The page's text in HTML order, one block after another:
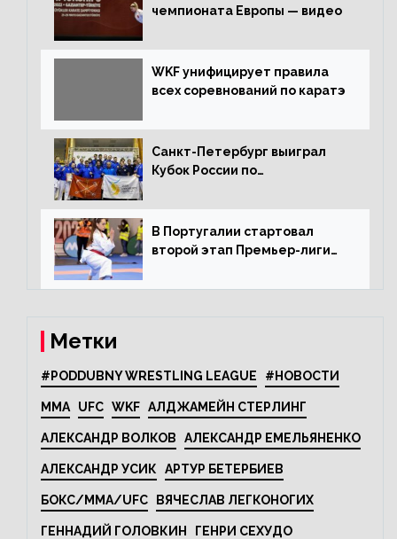
чемпионата Европы — видео
WKF унифицирует правила
всех соревнований по каратэ
Санкт-Петербург выиграл
Кубок России по
В Португалии стартовал
второй этап Премьер-лиги
Метки
#PODDUBNY WRESTLING LEAGUE #НОВОСТИ
MMA UFC WKF АЛДЖАМЕЙН СТЕРЛИНГ
АЛЕКСАНДР ВОЛКОВ АЛЕКСАНДР ЕМЕЛЬЯНЕНКО
АЛЕКСАНДР УСИК АРТУР БЕТЕРБИЕВ
БОКС/MMA/UFC ВЯЧЕСЛАВ ЛЕГКОНОГИХ
ГЕННАДИЙ ГОЛОВКИН ГЕНРИ СЕХУДО